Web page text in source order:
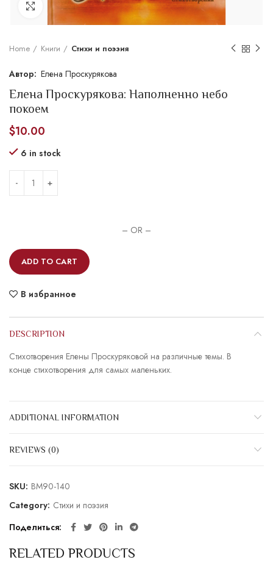
Увеличить
Home Книги Стихи и поэзия
Еленa Проскуряковa
Еленa Проскуряковa: Наполненно небо
покоем
$10.00
6 in stock
– OR –
ADD TO CART
В избранное
DESCRIPTION
Стихотворения Елены Проскуряковой на различные темы. В
конце стихотворения для самых маленьких.
ADDITIONAL INFORMATION
REVIEWS (0)
SKU: BM90-140
Category: Стихи и поэзия
Поделиться
RELATED PRODUCTS